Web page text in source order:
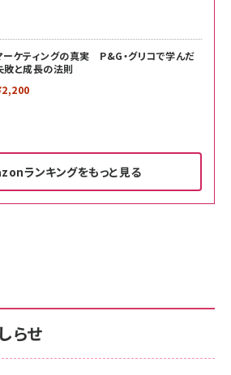
ーケティングの真実 P&G・グリコで学んだ
敗と成長の法則
2,200
ランキングをもっと見る
アンアン)2026/06/24号 No.2500増刊
ャルエディション[王道エンタメの矜持／
ト正規品 メーカー保証5年 KLMEA128G
ガラスフィルム iPhone 17 用 保護フィ
ト正規品 メーカー保証5年 KLMEA128G
eギフトカード - Amazonロゴ - クラ
らせ